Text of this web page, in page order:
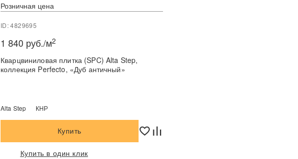
Розничная цена
ID: 4829695
1 840 руб./м2
Кварцвиниловая плитка (SPC) Alta Step,
коллекция Perfecto, «Дуб античный»
Alta Step КНР
Купить
Купить в один клик